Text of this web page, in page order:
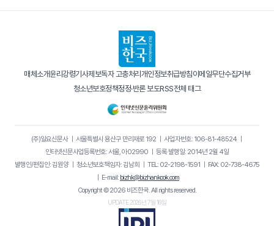
매체소개윤리강령기사제보독자 고충처리 개인정보취급방침이메일무단수집거부
청소년보호정책정정·반론 보도RSS전체 태그
(주)일요신문사｜ 서울특별시 용산구 만리재로 192｜ 사업자번호: 106-81-48524｜
인터넷신문사업등록번호: 서울, 아02990
등록·발행일: 2014년 2월 4일
발행인/편집인: 김원양｜ 청소년보호책임자: 김남희 TEL: 02-2198-1591
FAX: 02-738-4675
E-mail: bizhk@bizhankook.com
Copyright © 2026 비즈한국. All rights reserved.
UPDATE 2026년 7월 16일